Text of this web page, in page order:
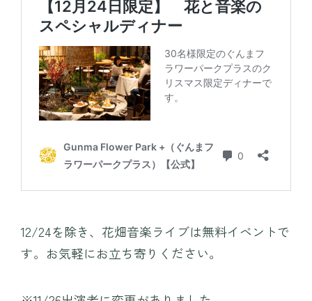
12/24を除き、花畑音楽ライブは無料イベントで
す。お気軽にお立ち寄りください。